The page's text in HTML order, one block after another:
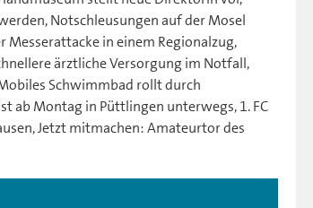
Notschleusungen auf der Mosel
Messerattacke in einem Regionalzug,
ärztliche Versorgung im Notfall,
Schwimmbad rollt durch
ab Montag in Püttlingen unterwegs, 1. FC
Jetzt mitmachen: Amateurtor des